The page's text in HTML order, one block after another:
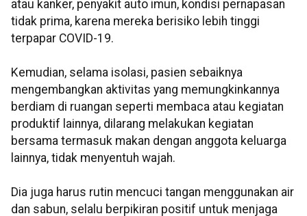
atau kanker, penyakit auto imun, kondisi pernapasan
tidak prima, karena mereka berisiko lebih tinggi
terpapar COVID-19.
Kemudian, selama isolasi, pasien sebaiknya
mengembangkan aktivitas yang memungkinkannya
berdiam di ruangan seperti membaca atau kegiatan
produktif lainnya, dilarang melakukan kegiatan
bersama termasuk makan dengan anggota keluarga
lainnya, tidak menyentuh wajah.
Dia juga harus rutin mencuci tangan menggunakan air
dan sabun, selalu berpikiran positif untuk menjaga